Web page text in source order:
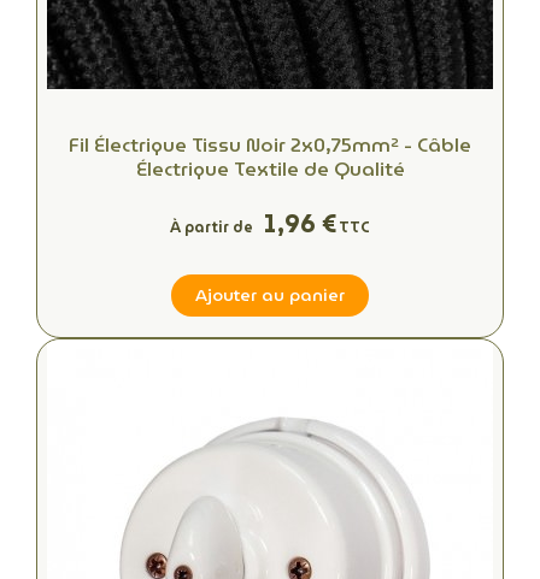
Fil Électrique Tissu Noir 2x0,75mm² - Câble
Électrique Textile de Qualité
À partir de 1,96 €TTC
Ajouter au panier